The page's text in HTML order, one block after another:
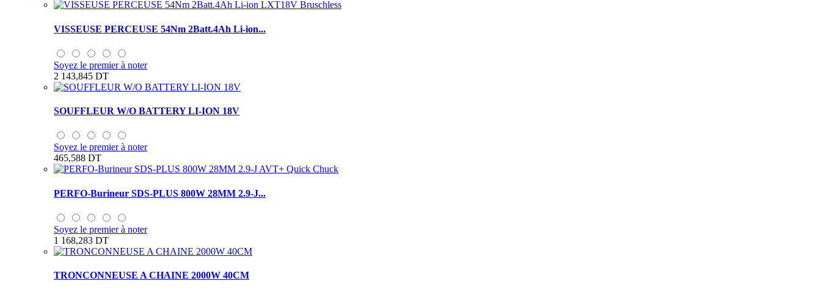
VISSEUSE PERCEUSE 54Nm 2Batt.4Ah Li-ion...
Soyez le premier à noter
2 143,845 DT
SOUFFLEUR W/O BATTERY LI-ION 18V
Soyez le premier à noter
465,588 DT
PERFO-Burineur SDS-PLUS 800W 28MM 2.9-J...
Soyez le premier à noter
1 168,283 DT
TRONCONNEUSE A CHAINE 2000W 40CM